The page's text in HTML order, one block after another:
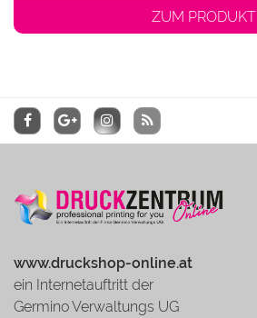
ZUM PRODUKT
www.druckshop-online.at
ein Internetauftritt der
Germino Verwaltungs UG